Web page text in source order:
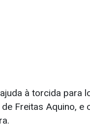
à torcida para
Freitas Aquino, e